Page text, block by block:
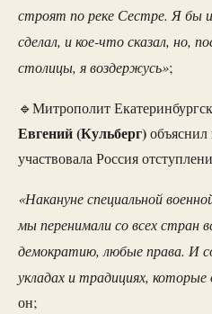
строят по реке Сестре. Я бы
сделал, и кое-что сказал, но,
столицы, я воздержусь»;
🔹Митрополит
Евгений (Кульберг)
участвовала Россия
«Накануне специальной
мы перенимали со всех стран
демократию, любые права. И
укладах и традициях,
он;